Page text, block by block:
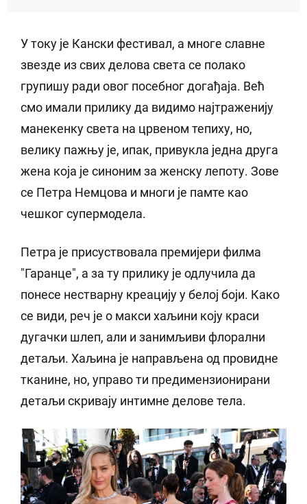
У току је Кански фестивал, а многе славне
звезде из свих делова света се полако
групишу ради овог посебног догађаја. Већ
смо имали прилику да видимо најтраженију
манекенку света на црвеном тепиху, но,
велику пажњу је, ипак, привукла једна друга
жена која је синоним за женску лепоту. Зове
се Петра Немцова и многи је памте као
чешког супермодела.
Петра је присуствовала премијери филма
"Гаранце", а за ту прилику је одлучила да
понесе нестварну креацију у белој боји. Како
се види, реч је о макси хаљини коју краси
дугачки шлеп, али и занимљиви флорални
детаљи. Хаљина је направљена од провидне
тканине, но, управо ти предимензионирани
детаљи скривају интимне делове тела.